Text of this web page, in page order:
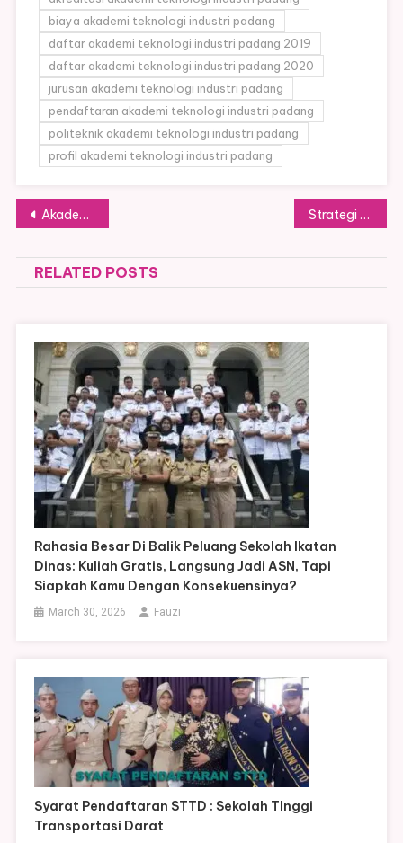
biaya akademi teknologi industri padang
daftar akademi teknologi industri padang 2019
daftar akademi teknologi industri padang 2020
jurusan akademi teknologi industri padang
pendaftaran akademi teknologi industri padang
politeknik akademi teknologi industri padang
profil akademi teknologi industri padang
Post
navigation
Akademi Teknologi Kulit Yogyakarta (ATK) Belajar Apa? Strategi Lolos Universitas Pertahanan 2026
RELATED POSTS
Rahasia Besar Di Balik Peluang Sekolah Ikatan
Dinas: Kuliah Gratis, Langsung Jadi ASN, Tapi
Siapkah Kamu Dengan Konsekuensinya?
March 30, 2026 Fauzi
Syarat Pendaftaran STTD : Sekolah TInggi
Transportasi Darat